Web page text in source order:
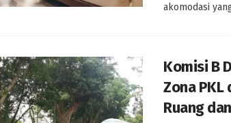
akomodasi
Komisi B
Zona PKL
Ruang